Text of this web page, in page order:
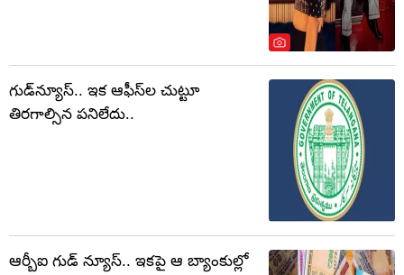
గుడ్‌న్యూస్.. ఇక ఆఫీస్‌ల చుట్టూ
తిరగాల్సిన పనిలేదు..
ఆర్బీఐ గుడ్ న్యూస్.. ఇకపై ఆ బ్యాంకుల్లో